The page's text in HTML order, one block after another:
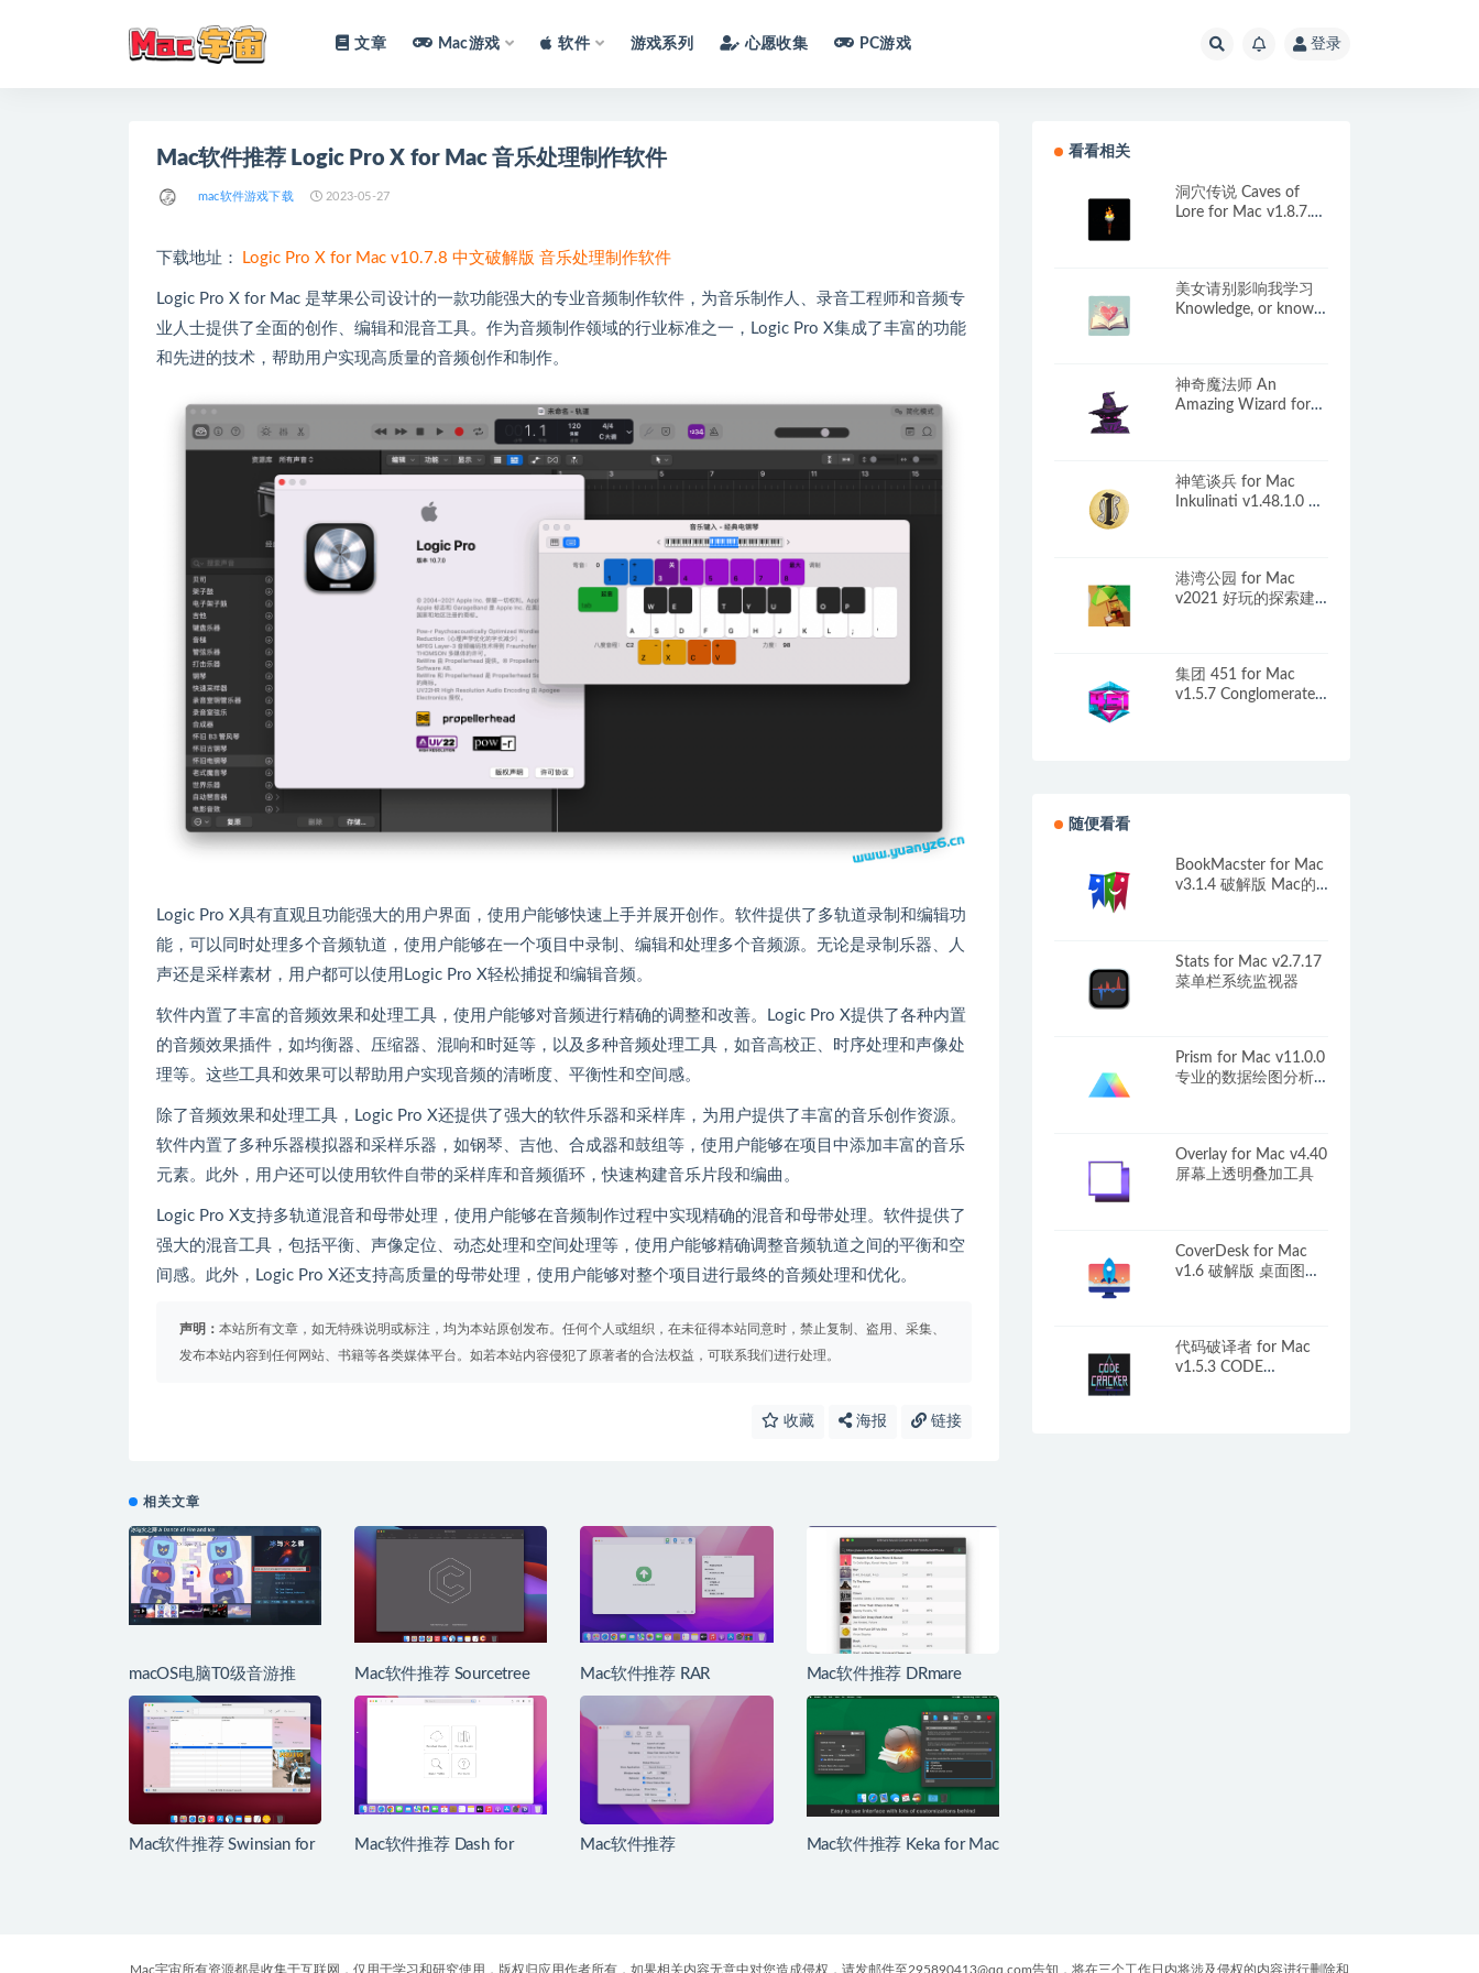
文章 Mac游戏 软件 游戏系列 心愿收集 PC游戏 登录
Mac软件推荐 Logic Pro X for Mac 音乐处理制作软件
mac软件游戏下载 2023-05-27
下载地址： Logic Pro X for Mac v10.7.8 中文破解版 音乐处理制作软件
Logic Pro X for Mac 是苹果公司设计的一款功能强大的专业音频制作软件，为音乐制作人、录音工程师和音频专
业人士提供了全面的创作、编辑和混音工具。作为音频制作领域的行业标准之一，Logic Pro X集成了丰富的功能
和先进的技术，帮助用户实现高质量的音频创作和制作。
Logic Pro X具有直观且功能强大的用户界面，使用户能够快速上手并展开创作。软件提供了多轨道录制和编辑功
能，可以同时处理多个音频轨道，使用户能够在一个项目中录制、编辑和处理多个音频源。无论是录制乐器、人
声还是采样素材，用户都可以使用Logic Pro X轻松捕捉和编辑音频。
软件内置了丰富的音频效果和处理工具，使用户能够对音频进行精确的调整和改善。Logic Pro X提供了各种内置
的音频效果插件，如均衡器、压缩器、混响和时延等，以及多种音频处理工具，如音高校正、时序处理和声像处
理等。这些工具和效果可以帮助用户实现音频的清晰度、平衡性和空间感。
除了音频效果和处理工具，Logic Pro X还提供了强大的软件乐器和采样库，为用户提供了丰富的音乐创作资源。
软件内置了多种乐器模拟器和采样乐器，如钢琴、吉他、合成器和鼓组等，使用户能够在项目中添加丰富的音乐
元素。此外，用户还可以使用软件自带的采样库和音频循环，快速构建音乐片段和编曲。
Logic Pro X支持多轨道混音和母带处理，使用户能够在音频制作过程中实现精确的混音和母带处理。软件提供了
强大的混音工具，包括平衡、声像定位、动态处理和空间处理等，使用户能够精确调整音频轨道之间的平衡和空
间感。此外，Logic Pro X还支持高质量的母带处理，使用户能够对整个项目进行最终的音频处理和优化。
声明： 本站所有文章，如无特殊说明或标注，均为本站原创发布。任何个人或组织，在未征得本站同意时，禁止复制、盗用、采集、
发布本站内容到任何网站、书籍等各类媒体平台。如若本站内容侵犯了原著者的合法权益，可联系我们进行处理。
收藏 海报 链接
相关文章
macOS电脑T0级音游推
荐，哪款是你的最爱
Mac软件推荐 Sourcetree
for Mac 优秀的Git/SVN客
Mac软件推荐 RAR
Extractor Max for Mac 简
单易用的解压缩工具高级
Mac软件推荐 DRmare
Music Converter for
Spotify for Mac Spotify音
乐转换器
Mac软件推荐 Swinsian for
Mac软件推荐 Dash for
Mac软件推荐
Mac软件推荐 Keka for Mac
看看相关
洞穴传说 Caves of
Lore for Mac v1.8.7.2
美女请别影响我学习
Knowledge, or know
神奇魔法师 An
Amazing Wizard for
神笔谈兵 for Mac
Inkulinati v1.48.1.0 中
港湾公园 for Mac
v2021 好玩的探索建
集团 451 for Mac
v1.5.7 Conglomerate
随便看看
BookMacster for Mac
v3.1.4 破解版 Mac的
Stats for Mac v2.7.17
菜单栏系统监视器
Prism for Mac v11.0.0
专业的数据绘图分析
Overlay for Mac v4.40
屏幕上透明叠加工具
CoverDesk for Mac
v1.6 破解版 桌面图标
代码破译者 for Mac
v1.5.3 CODE
Mac宇宙所有资源都是收集于互联网，仅用于学习和研究使用，版权归应用作者所有，如果相关内容无意中对您造成侵权，请发邮件至295890413@qq.com告知，将在三个工作日内将涉及侵权的内容进行删除和